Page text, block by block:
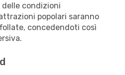
condizioni
popolari saranno
concedendoti così